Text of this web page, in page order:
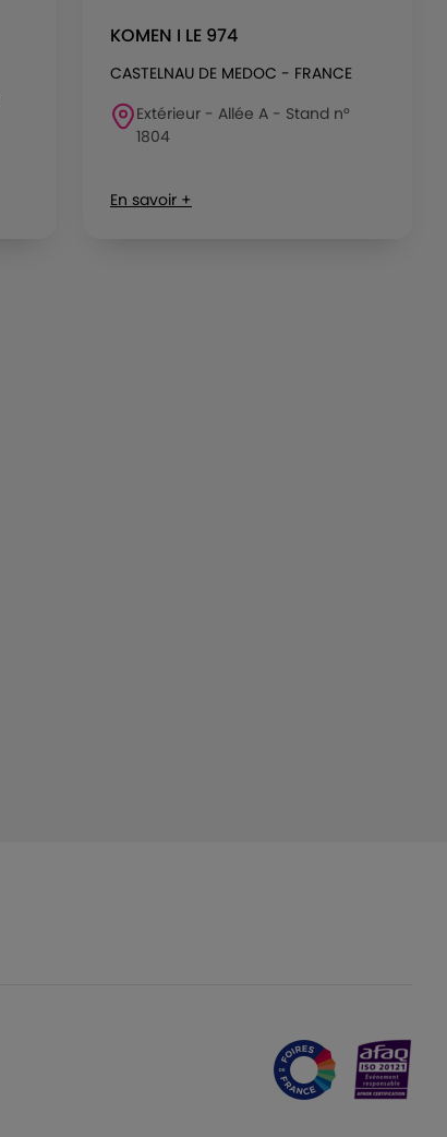
KOMEN I LE 974
CASTELNAU DE MEDOC - FRANCE
Extérieur - Allée A - Stand n°
1804
En savoir +